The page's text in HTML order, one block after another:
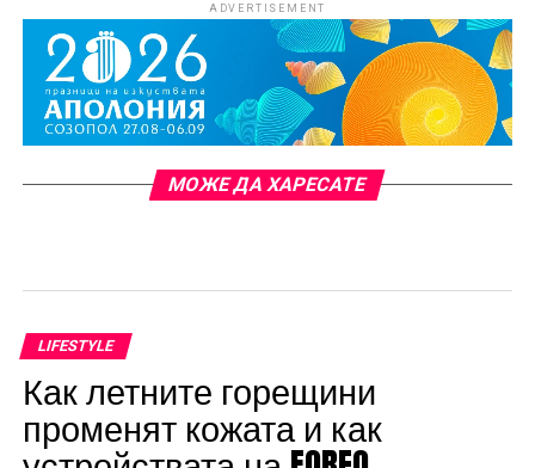
ADVERTISEMENT
МОЖЕ ДА ХАРЕСАТЕ
LIFESTYLE
Как летните горещини
променят кожата и как